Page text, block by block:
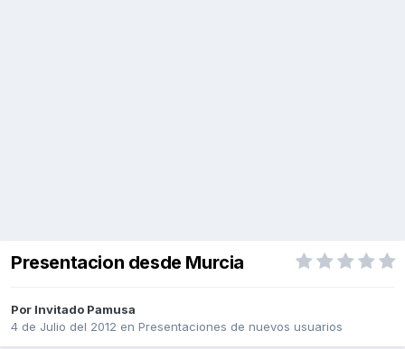
Presentacion desde Murcia
Por Invitado Pamusa
4 de Julio del 2012 en Presentaciones de nuevos usuarios